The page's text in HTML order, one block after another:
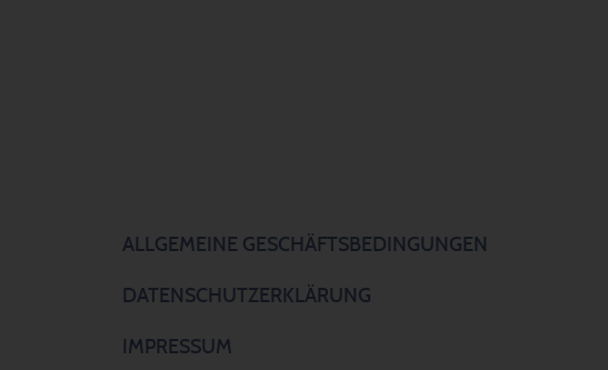
ALLGEMEINE GESCHÄFTSBEDINGUNGEN
DATENSCHUTZERKLÄRUNG
IMPRESSUM